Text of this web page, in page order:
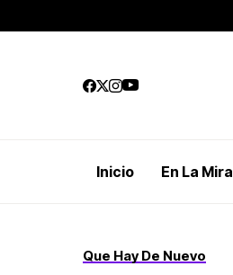
Inicio En La Mira
Que Hay De Nuevo